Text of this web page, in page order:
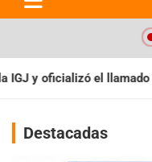
General Ordinaria
Destacadas